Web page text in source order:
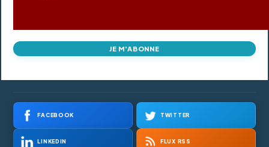
JE M'ABONNE
FACEBOOK TWITTER
LINKEDIN FLUX RSS